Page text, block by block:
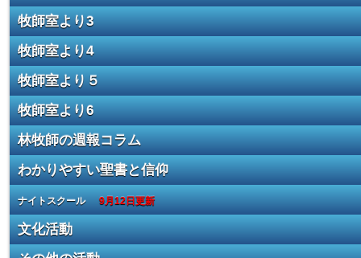
牧師室より3
牧師室より4
牧師室より５
牧師室より6
林牧師の週報コラム
わかりやすい聖書と信仰
ナイトスクール 9月12日更新
文化活動